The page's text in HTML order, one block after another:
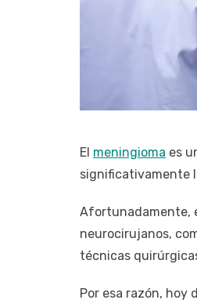
El meningioma es
significativamente
Afortunadamente,
neurocirujanos,
técnicas
Por esa razón, hoy